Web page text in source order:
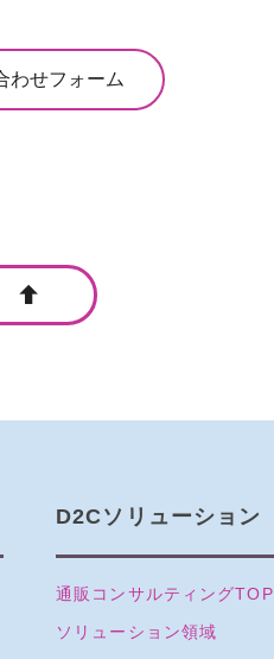
わせフォーム
D2Cソリューション
通販コンサルティングTOP
ソリューション領域